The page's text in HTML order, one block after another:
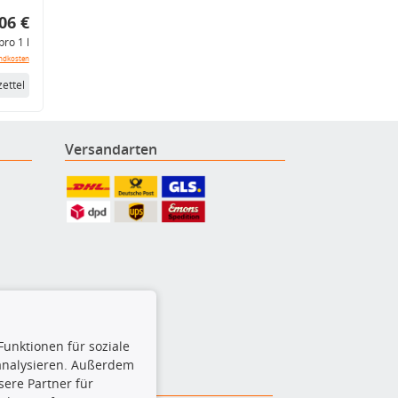
€
1 l
Versandarten
für soziale
Außerdem
Partner für